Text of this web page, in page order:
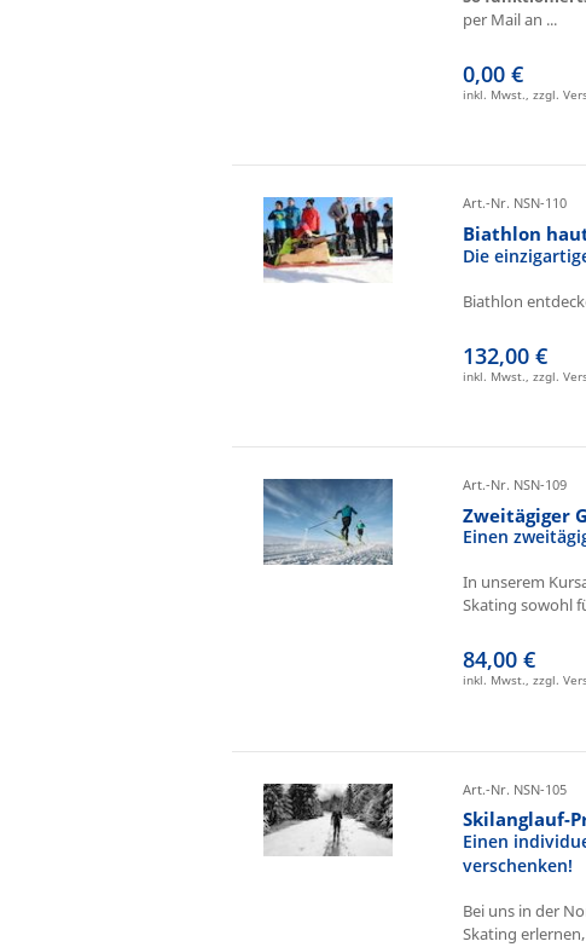
per Mail an ...
0,00 €
inkl. Mwst., zzgl.
Art.-Nr. NSN-110
Biathlon
Die
Biathlon
132,00 €
inkl. Mwst., zzgl.
Art.-Nr. NSN-109
Zweitägiger
Einen
In unserem
Skating sowohl
84,00 €
inkl. Mwst., zzgl.
Art.-Nr. NSN-105
Skilanglauf-
Einen
verschenken!
Bei uns in der
Skating